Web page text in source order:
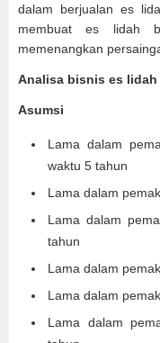
dalam berjualan es
membuat es lidah
memenangkan
Analisa bisnis es lidah
Asumsi
Lama dalam
waktu 5 tahun
Lama dalam
Lama dalam
tahun
Lama dalam
Lama dalam
Lama dalam